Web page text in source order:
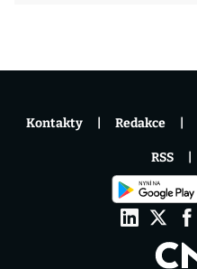
Kontakty Redakce
RSS